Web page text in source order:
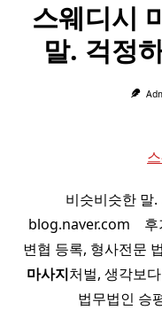
스웨디시
말. 걱정
비슷비슷한 말
blog.naver.com
변협 등록, 형사전문
마사지처벌, 생각보
법무법인 승